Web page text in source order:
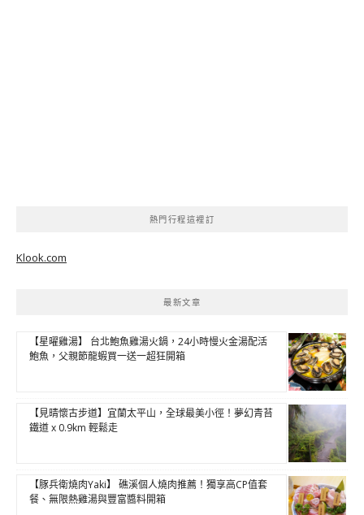
熱門行程這裡訂
Klook.com
最新文章
【星曜雞湯】 台北鮑魚雞湯火鍋，24小時慢火金湯配活
鮑魚，父親節龍蝦買一送一超狂開箱
【見晴懷古步道】宜蘭太平山，全球最美小徑！夢幻青苔
鐵道 x 0.9km 輕鬆走
【豚兵衛燒肉Yaki】 礁溪個人燒肉推薦！獨享高CP值套
餐、無限熱雞湯與豐富醬料開箱